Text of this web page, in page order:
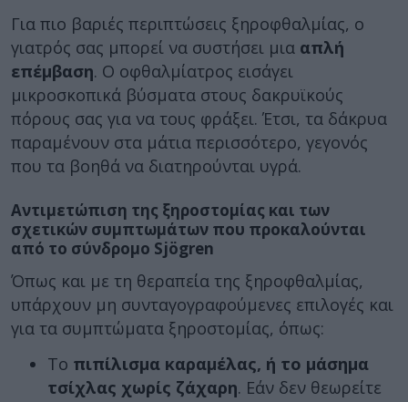
Για πιο βαριές περιπτώσεις ξηροφθαλμίας, ο
γιατρός σας μπορεί να συστήσει μια απλή
επέμβαση. Ο οφθαλμίατρος εισάγει
μικροσκοπικά βύσματα στους δακρυϊκούς
πόρους σας για να τους φράξει. Έτσι, τα δάκρυα
παραμένουν στα μάτια περισσότερο, γεγονός
που τα βοηθά να διατηρούνται υγρά.
Αντιμετώπιση της ξηροστομίας και των
σχετικών συμπτωμάτων που προκαλούνται
από το σύνδρομο Sjögren
Όπως και με τη θεραπεία της ξηροφθαλμίας,
υπάρχουν μη συνταγογραφούμενες επιλογές και
για τα συμπτώματα ξηροστομίας, όπως:
Το πιπίλισμα καραμέλας, ή το μάσημα
τσίχλας χωρίς ζάχαρη. Εάν δεν θεωρείτε